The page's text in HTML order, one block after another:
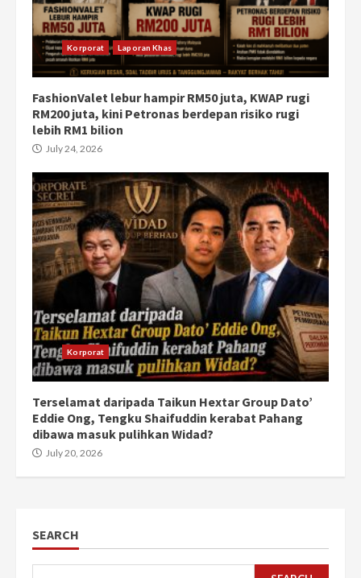
Korporat Laporan Khas
FashionValet lebur hampir RM50 juta, KWAP rugi
RM200 juta, kini Petronas berdepan risiko rugi
lebih RM1 bilion
July 24, 2026
Korporat
Terselamat daripada Taikun Hextar Group Dato’
Eddie Ong, Tengku Shaifuddin kerabat Pahang
dibawa masuk pulihkan Widad?
July 20, 2026
SEARCH